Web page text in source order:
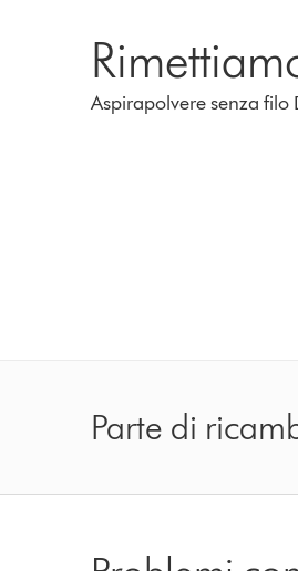
Aspirapolvere senza filo
Parte di